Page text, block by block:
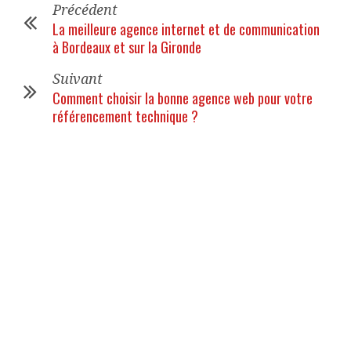
Précédent
La meilleure agence internet et de communication
à Bordeaux et sur la Gironde
Suivant
Comment choisir la bonne agence web pour votre
référencement technique ?